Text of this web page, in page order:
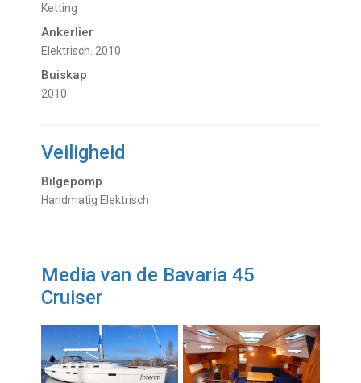
Ketting
Ankerlier
Elektrisch. 2010
Buiskap
2010
Veiligheid
Bilgepomp
Handmatig Elektrisch
Media van de Bavaria 45
Cruiser